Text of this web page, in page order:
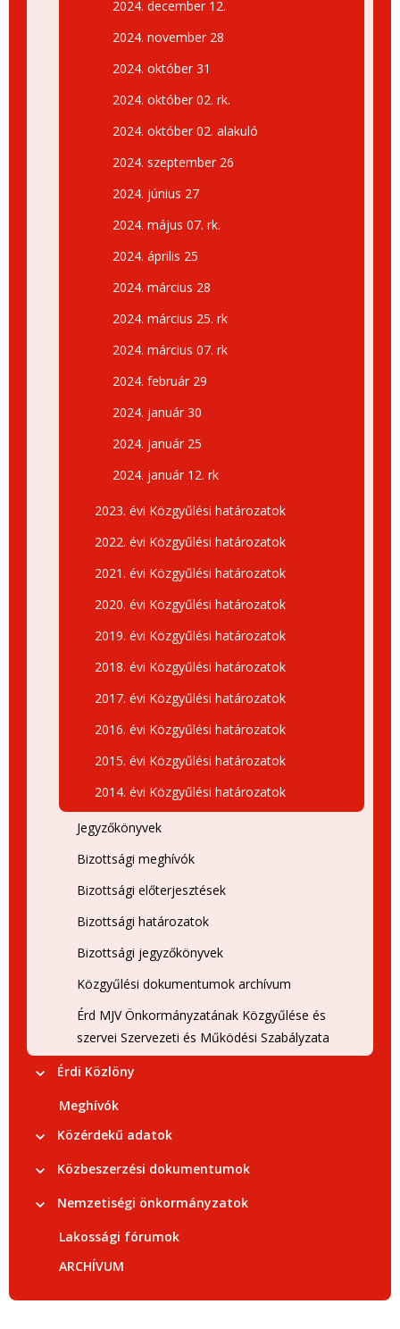
2024. december 12.
2024. november 28
2024. október 31
2024. október 02. rk.
2024. október 02. alakuló
2024. szeptember 26
2024. június 27
2024. május 07. rk.
2024. április 25
2024. március 28
2024. március 25. rk
2024. március 07. rk
2024. február 29
2024. január 30
2024. január 25
2024. január 12. rk
2023. évi Közgyűlési határozatok
2022. évi Közgyűlési határozatok
2021. évi Közgyűlési határozatok
2020. évi Közgyűlési határozatok
2019. évi Közgyűlési határozatok
2018. évi Közgyűlési határozatok
2017. évi Közgyűlési határozatok
2016. évi Közgyűlési határozatok
2015. évi Közgyűlési határozatok
2014. évi Közgyűlési határozatok
Jegyzőkönyvek
Bizottsági meghívók
Bizottsági előterjesztések
Bizottsági határozatok
Bizottsági jegyzőkönyvek
Közgyűlési dokumentumok archívum
Érd MJV Önkormányzatának Közgyűlése és
szervei Szervezeti és Működési Szabályzata
Érdi Közlöny
Meghívók
Közérdekű adatok
Közbeszerzési dokumentumok
Nemzetiségi önkormányzatok
Lakossági fórumok
ARCHÍVUM